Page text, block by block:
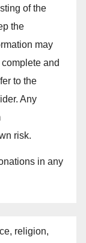
of the
the
may
and
to the
Any
risk.
in any
religion,